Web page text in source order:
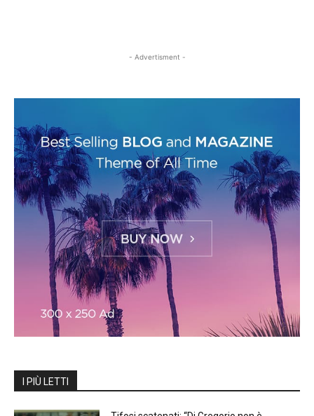
- Advertisment -
I PIÙ LETTI